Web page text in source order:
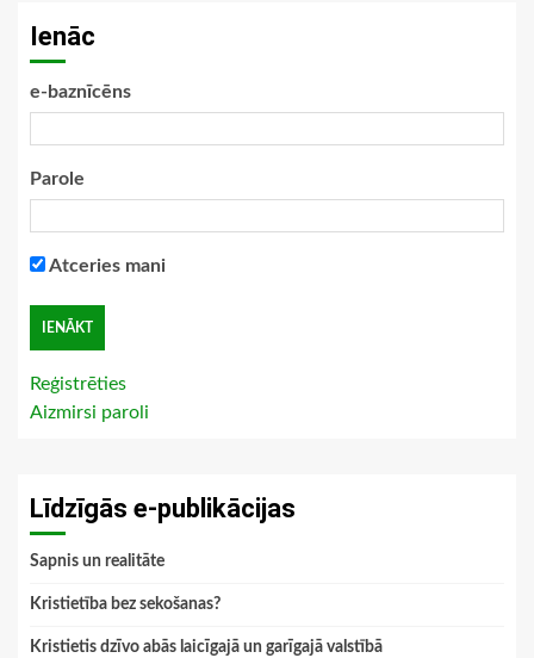
Ienāc
e-baznīcēns
Parole
Atceries mani
Reģistrēties
Aizmirsi paroli
Līdzīgās e-publikācijas
Sapnis un realitāte
Kristietība bez sekošanas?
Kristietis dzīvo abās laicīgajā un garīgajā valstībā